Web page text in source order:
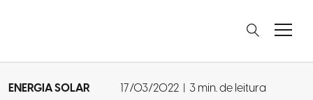
ENERGIA SOLAR 17/03/2022 | 3 min. de leitura